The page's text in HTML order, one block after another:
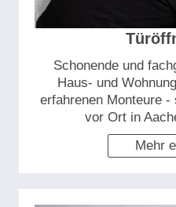
Schonende und
Haus- und
erfahrenen Monteure
vor Ort in
Mehr